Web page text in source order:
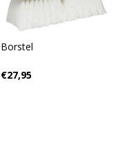
Borstel
€27,95